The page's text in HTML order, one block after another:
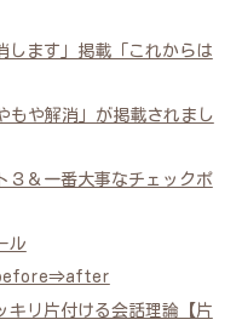
します」掲載「これからは
もや解消」が掲載されまし
３＆一番大事なチェックポ
ル
before⇒after
キリ片付ける会話理論【片